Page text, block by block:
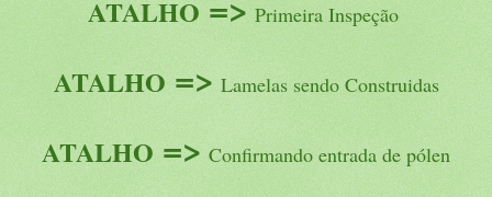
ATALHO Primeira Inspeção
ATALHO => Lamelas sendo Construidas
ATALHO => Confirmando entrada de pólen